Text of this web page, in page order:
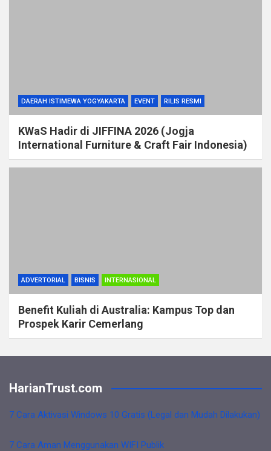
DAERAH ISTIMEWA YOGYAKARTA EVENT RILIS RESMI
KWaS Hadir di JIFFINA 2026 (Jogja
International Furniture & Craft Fair Indonesia)
ADVERTORIAL BISNIS INTERNASIONAL
Benefit Kuliah di Australia: Kampus Top dan
Prospek Karir Cemerlang
HarianTrust.com
7 Cara Aktivasi Windows 10 Gratis (Legal dan Mudah Dilakukan)
7 Cara Aman Menggunakan WIFI Publik